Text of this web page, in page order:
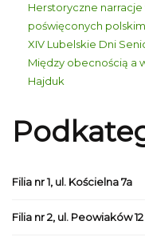
Herstoryczne
poświęconych
XIV Lubelskie Dni
Między obecnością a
Hajduk
Filia nr 1, ul. Kościelna 7a
Filia nr 2, ul. Peowiaków 12